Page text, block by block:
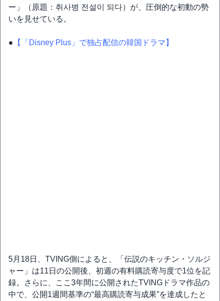
ー」（原題：취사병 전설이 되다）が、圧倒的な初動の勢
いを見せている。
● 【「Disney Plus」で独占配信の韓国ドラマ】
5月18日、TVING側によると、「伝説のキッチン・ソルジ
ャー」は11日の公開後、初週の有料購読寄与度で1位を記
録。さらに、ここ3年間に公開されたTVINGドラマ作品の
中で、公開1週間基準の“最高購読寄与成果”を達成したと